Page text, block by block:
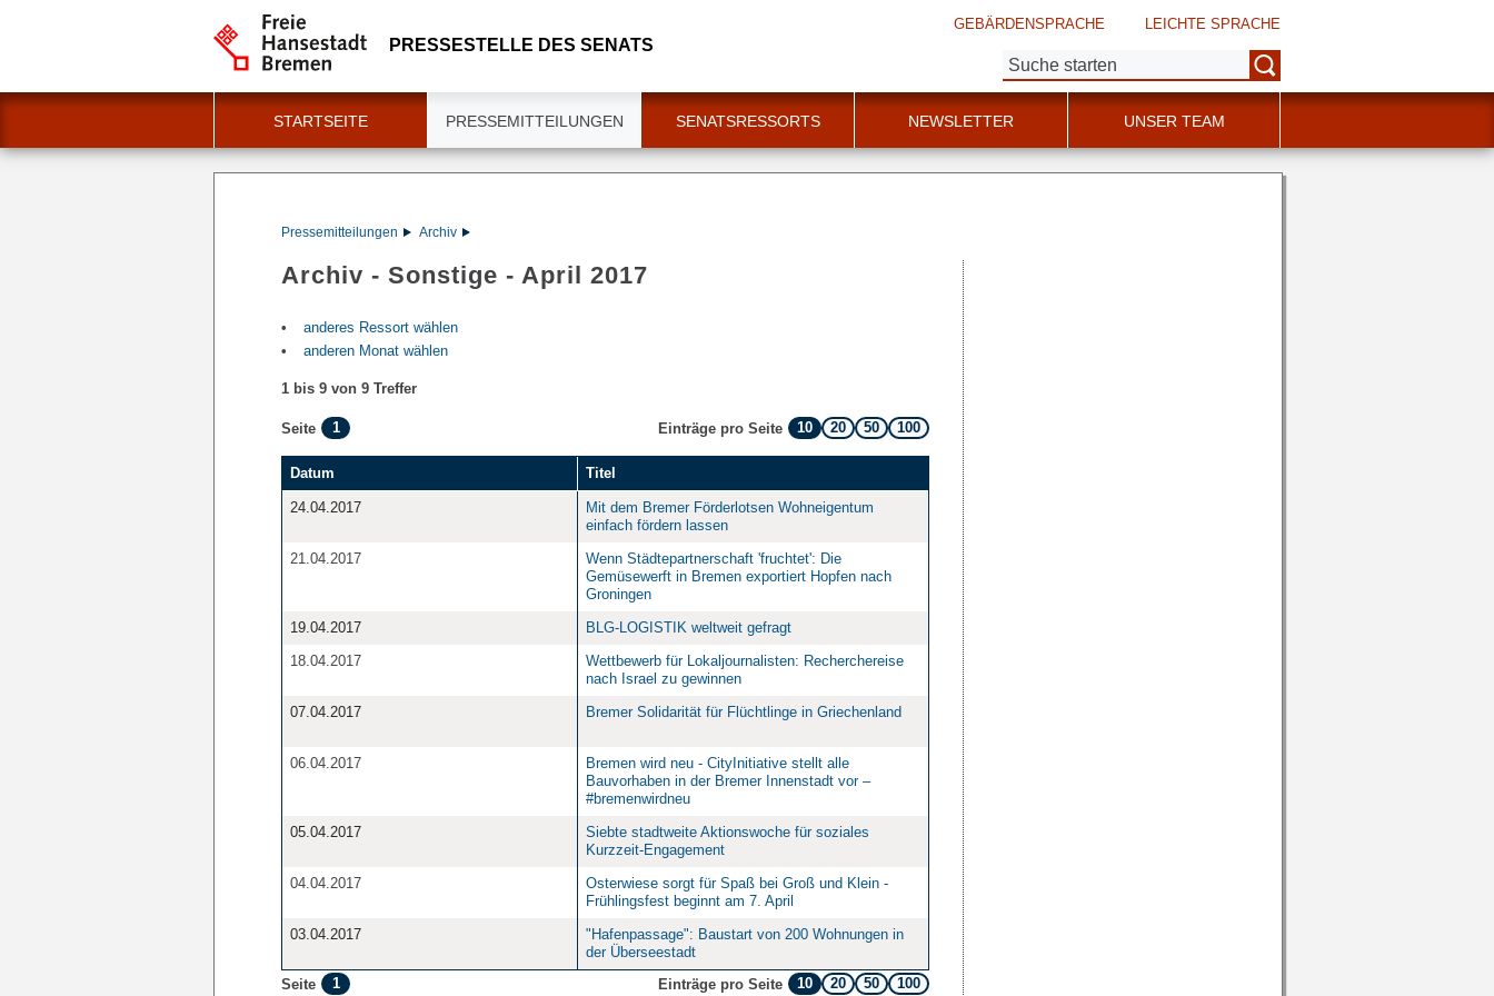
PRESSESTELLE DES SENATS
GEBÄRDENSPRACHE LEICHTE SPRACHE
Suche:
STARTSEITE PRESSEMITTEILUNGEN SENATSRESSORTS NEWSLETTER UNSER TEAM
Pressemitteilungen Archiv
Archiv - Sonstige - April 2017
anderes Ressort wählen
anderen Monat wählen
1 bis 9 von 9 Treffer
Seite 1 Einträge pro Seite 10 20 50 100
Datum Titel
24.04.2017
Mit dem Bremer Förderlotsen Wohneigentum
einfach fördern lassen
21.04.2017
Wenn Städtepartnerschaft 'fruchtet': Die
Gemüsewerft in Bremen exportiert Hopfen nach
Groningen
19.04.2017
BLG-LOGISTIK weltweit gefragt
18.04.2017
Wettbewerb für Lokaljournalisten: Recherchereise
nach Israel zu gewinnen
07.04.2017
Bremer Solidarität für Flüchtlinge in Griechenland
06.04.2017
Bremen wird neu - CityInitiative stellt alle
Bauvorhaben in der Bremer Innenstadt vor –
#bremenwirdneu
05.04.2017
Siebte stadtweite Aktionswoche für soziales
Kurzzeit-Engagement
04.04.2017
Osterwiese sorgt für Spaß bei Groß und Klein -
Frühlingsfest beginnt am 7. April
03.04.2017
"Hafenpassage": Baustart von 200 Wohnungen in
der Überseestadt
Seite
1 Einträge pro Seite 10 20 50 100